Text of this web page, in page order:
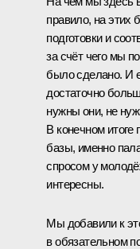
правило, на этих
подготовки и
за счёт чего мы
было сделано. И
достаточно
нужны они, не
В конечном итоге
базы, именно
спросом у
интересны.
Мы добавили к
в обязательном